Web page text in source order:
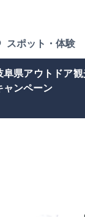
スポット・体験
阜県アウトドア観
ャンペーン